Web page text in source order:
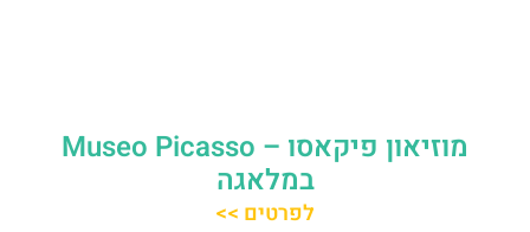
מוזיאון פיקאסו – Museo Picasso
במלאגה
לפרטים >>